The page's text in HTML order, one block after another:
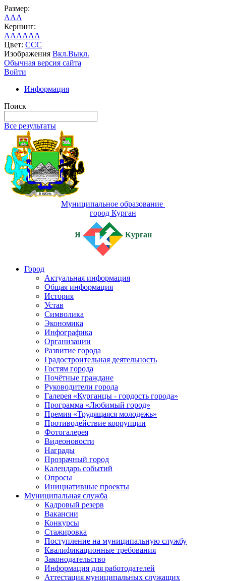
Размер:
AAA
Кернинг:
AAAAAA
Цвет: CCC
Изображения Вкл.Выкл.
Обычная версия сайта
Войти
Информация
Поиск
Все результаты
Муниципальное образование
город Курган
Я Курган
Город
Актуальная информация
Общая информация
История
Устав
Символика
Экономика
Инфографика
Организации
Развитие города
Градостроительная деятельность
Гостям города
Почётные граждане
Руководители города
Галерея «Курганцы - гордость города»
Программа «Любимый город»
Премия «Трудящаяся молодежь»
Противодействие коррупции
Фотогалерея
Видеоновости
Награды
Прозрачный город
Календарь событий
Опросы
Инициативные проекты
Муниципальная служба
Кадровый резерв
Вакансии
Конкурсы
Стажировка
Поступление на муниципальную службу
Квалификационные требования
Законодательство
Информация для работодателей
Аттестация муниципальных служащих